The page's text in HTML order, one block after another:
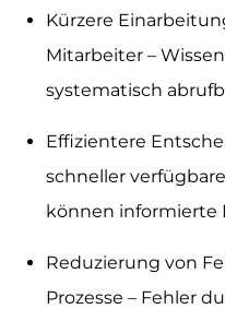
Kürzere
Mitarbeiter –
systematisch
Effizientere
schneller
können informierte
Reduzierung von
Prozesse – Fehler